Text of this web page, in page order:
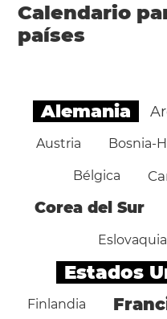
Calendario
países
Alemania
Austria Bosnia-
Bélgica
Corea del Sur
Eslovaquia
Estados
Finlandia